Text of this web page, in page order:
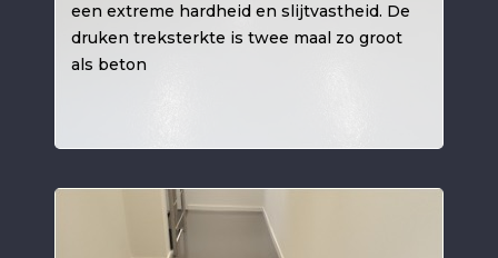
een extreme hardheid en slijtvastheid. De
druken treksterkte is twee maal zo groot
als beton